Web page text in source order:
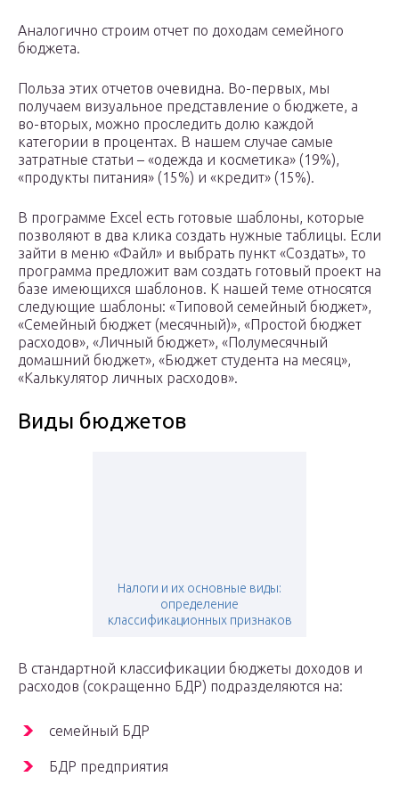
Аналогично строим отчет по доходам семейного
бюджета.
Польза этих отчетов очевидна. Во-первых, мы
получаем визуальное представление о бюджете, а
во-вторых, можно проследить долю каждой
категории в процентах. В нашем случае самые
затратные статьи – «одежда и косметика» (19%),
«продукты питания» (15%) и «кредит» (15%).
В программе Excel есть готовые шаблоны, которые
позволяют в два клика создать нужные таблицы. Если
зайти в меню «Файл» и выбрать пункт «Создать», то
программа предложит вам создать готовый проект на
базе имеющихся шаблонов. К нашей теме относятся
следующие шаблоны: «Типовой семейный бюджет»,
«Семейный бюджет (месячный)», «Простой бюджет
расходов», «Личный бюджет», «Полумесячный
домашний бюджет», «Бюджет студента на месяц»,
«Калькулятор личных расходов».
Виды бюджетов
Налоги и их основные виды:
определение
классификационных признаков
В стандартной классификации бюджеты доходов и
расходов (сокращенно БДР) подразделяются на:
семейный БДР
БДР предприятия